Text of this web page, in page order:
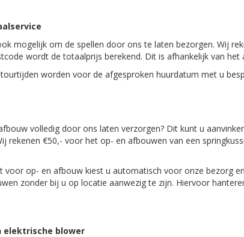
mogelijk om de spellen door ons te laten bezorgen. Wij
wordt de totaalprijs berekend. Dit is afhankelijk van
worden voor de afgesproken huurdatum met u
volledig door ons laten verzorgen? Dit kunt u
rekenen €50,- voor het op- en afbouwen van een
voor op- en afbouw kiest u automatisch voor onze bezorg
zonder bij u op locatie aanwezig te zijn. Hiervoor
elektrische blower